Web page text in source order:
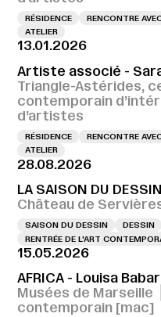
RÉSIDENCE RENCONTRE
ATELIER
13.01.2026
Artiste associé -
Triangle-Astérides,
contemporain
d’artistes
RÉSIDENCE RENCONTRE
ATELIER
28.08.2026
LA SAISON DU DESSIN
Château de
SAISON DU DESSIN DESSIN
RENTRÉE DE L'ART
15.05.2026
AFRICA - Louisa
Musées de Marseille
contemporain [mac]